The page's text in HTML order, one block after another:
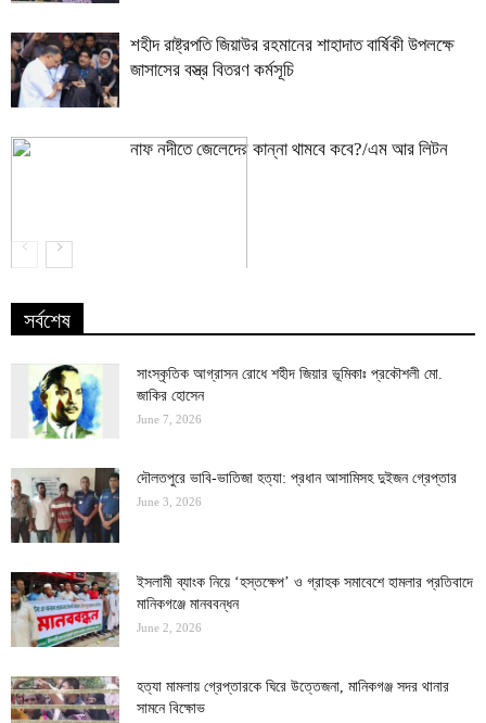
শহীদ রাষ্ট্রপতি জিয়াউর রহমানের শাহাদাত বার্ষিকী উপলক্ষে
জাসাসের বস্ত্র বিতরণ কর্মসূচি
নাফ নদীতে জেলেদের কান্না থামবে কবে?/এম আর লিটন
সর্বশেষ
সাংস্কৃতিক আগ্রাসন রোধে শহীদ জিয়ার ভূমিকাঃ প্রকৌশলী মো.
জাকির হোসেন
June 7, 2026
দৌলতপুরে ভাবি-ভাতিজা হত্যা: প্রধান আসামিসহ দুইজন গ্রেপ্তার
June 3, 2026
ইসলামী ব্যাংক নিয়ে ‘হস্তক্ষেপ’ ও গ্রাহক সমাবেশে হামলার প্রতিবাদে
মানিকগঞ্জে মানববন্ধন
June 2, 2026
হত্যা মামলায় গ্রেপ্তারকে ঘিরে উত্তেজনা, মানিকগঞ্জ সদর থানার
সামনে বিক্ষোভ